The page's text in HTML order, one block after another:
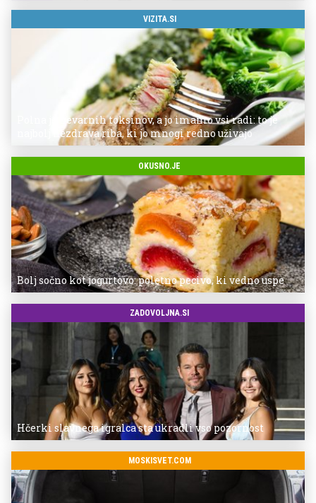
VIZITA.SI
Polna je nevarnih toksinov, a jo imamo vsi radi: to je
najbolj nezdrava riba, ki jo mnogi redno uživajo
OKUSNO.JE
Bolj sočno kot jogurtovo: poletno pecivo, ki vedno uspe
ZADOVOLJNA.SI
Hčerki slavnega igralca sta ukradli vso pozornost
MOSKISVET.COM